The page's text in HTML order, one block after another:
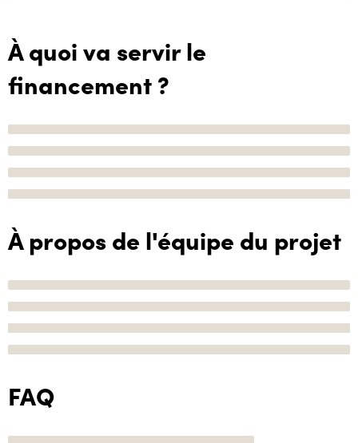
À quoi va servir le
financement ?
À propos de l'équipe du projet
FAQ